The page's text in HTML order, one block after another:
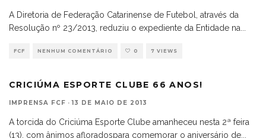
A Diretoria de Federação Catarinense de Futebol, através da
Resolução nº 23/2013, reduziu o expediente da Entidade na
FCF NENHUM COMENTÁRIO 0 7 VIEWS
CRICIÚMA ESPORTE CLUBE 66 ANOS!
IMPRENSA FCF · 13 DE MAIO DE 2013
A torcida do Criciúma Esporte Clube amanheceu nesta 2ª feira
(13), com ânimos afloradospara comemorar o aniversário de